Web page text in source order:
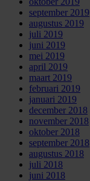
september 2019
augustus 2019
juli 2019
juni 2019
mei 2019
april 2019
maart 2019
februari 2019
januari 2019
december 2018
november 2018
oktober 2018
september 2018
augustus 2018
juli 2018
juni 2018